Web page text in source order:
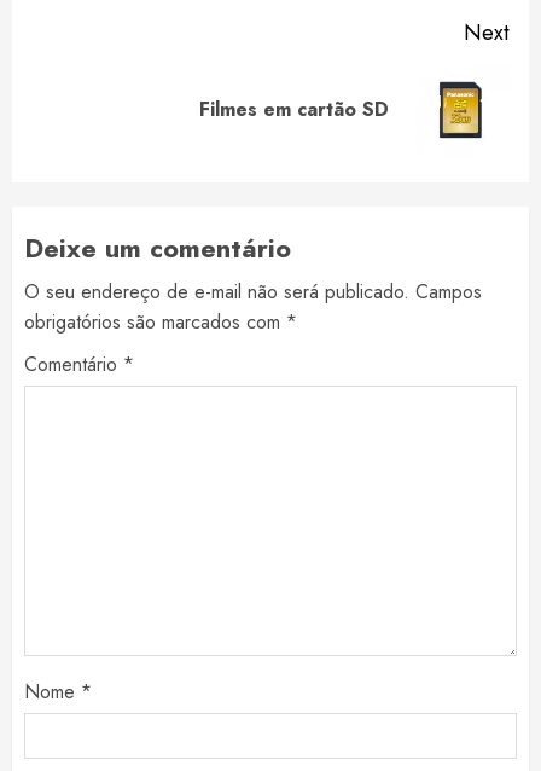
Next
Filmes em cartão SD
Deixe um comentário
O seu endereço de e-mail não será publicado. Campos
obrigatórios são marcados com *
Comentário *
Nome *